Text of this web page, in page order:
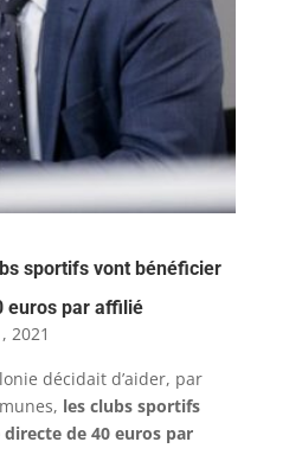
sportifs vont bénéficier
euros par affilié
2021
décidait d’aider, par
les clubs sportifs
de 40 euros par